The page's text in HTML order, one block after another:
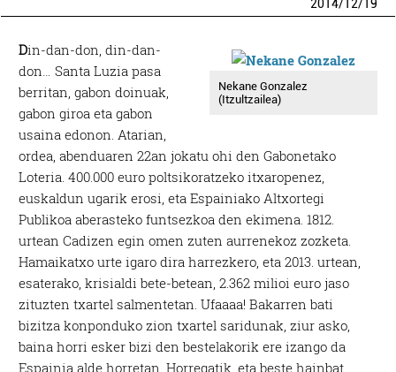
2014/12/19
Nekane Gonzalez
(Itzultzailea)
Din-dan-don, din-dan-
don… Santa Luzia pasa
berritan, gabon doinuak,
gabon giroa eta gabon
usaina edonon. Atarian,
ordea, abenduaren 22an jokatu ohi den Gabonetako
Loteria. 400.000 euro poltsikoratzeko itxaropenez,
euskaldun ugarik erosi, eta Espainiako Altxortegi
Publikoa aberasteko funtsezkoa den ekimena. 1812.
urtean Cadizen egin omen zuten aurrenekoz zozketa.
Hamaikatxo urte igaro dira harrezkero, eta 2013. urtean,
esaterako, krisialdi bete-betean, 2.362 milioi euro jaso
zituzten txartel salmentetan. Ufaaaa! Bakarren bati
bizitza konponduko zion txartel saridunak, ziur asko,
baina horri esker bizi den bestelakorik ere izango da
Espainia alde horretan. Horregatik, eta beste hainbat